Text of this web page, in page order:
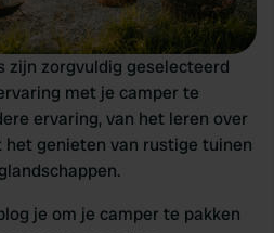
zijn zorgvuldig geselecteerd
met je camper te
ervaring, van het leren over
genieten van rustige tuinen
je om je camper te pakken